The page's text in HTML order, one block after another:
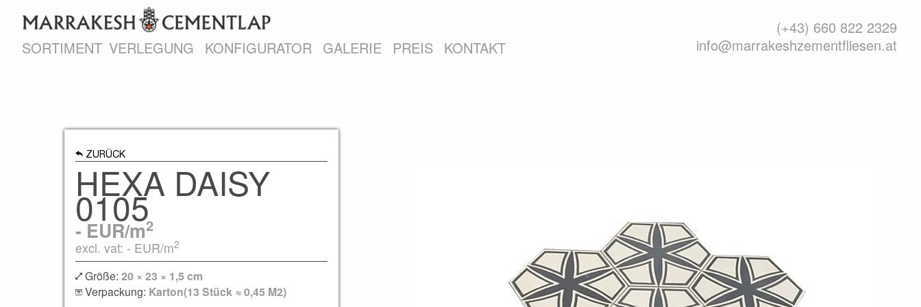
SORTIMENT VERLEGUNG KONFIGURATOR GALERIE PREIS KONTAKT
(+43) 660 822 2329
info@marrakeshzementfliesen.at
ZURÜCK
HEXA DAISY
0105
-EUR/m2
excl. vat: - EUR/m2
Größe:20 × 23 × 1,5 cm
Verpackung: Karton(13 Stück ≈ 0,45 M2)